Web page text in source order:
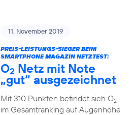
11. November 2019
PREIS-LEISTUNGS-SIEGER BEIM
SMARTPHONE MAGAZIN NETZTEST:
O2 Netz mit Note
„gut“ ausgezeichnet
Mit 310 Punkten befindet sich O2
im Gesamtranking auf Augenhöhe